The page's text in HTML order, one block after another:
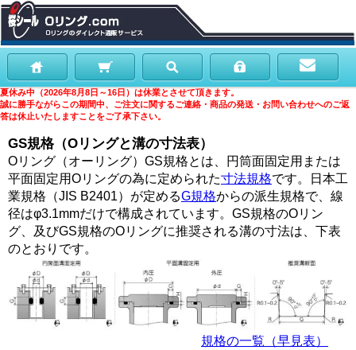
夏休み中（2026年8月8日～16日）は休業とさせて頂きます。
誠に勝手ながらこの期間中、ご注文に関するご連絡・商品の発送・お問い合わせへのご返
答は休止いたしますことをご了承下さい。
GS規格（Oリングと溝の寸法表）
Oリング（オーリング）GS規格とは、円筒面固定用または
平面固定用Oリングの為に定められた寸法規格です。日本工
業規格（JIS B2401）が定めるG規格からの派生規格で、線
径はφ3.1mmだけで構成されています。GS規格のOリン
グ、及びGS規格のOリングに推奨される溝の寸法は、下表
のとおりです。
規格の一覧（早見表）